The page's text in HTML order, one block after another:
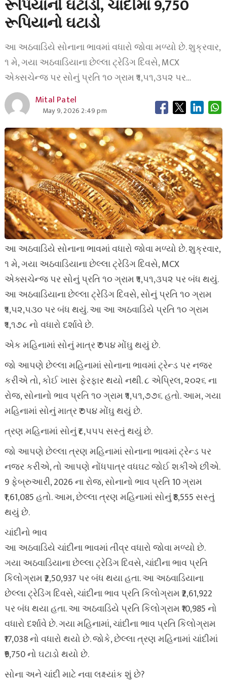
રૂપિયાનો ઘટાડો, ચાંદીમાં 9,750
રૂપિયાનો ઘટાડો
આ અઠવાડિયે સોનાના ભાવમાં વધારો જોવા મળ્યો છે. શુક્રવાર,
૧ મે, ગયા અઠવાડિયાના છેલ્લા ટ્રેડિંગ દિવસે, MCX
એક્સચેન્જ પર સોનું પ્રતિ ૧૦ ગ્રામ ₹૧,૫૧,૩૫૨ પર…
Mital Patel
May 9, 2026 2:49 pm
આ અઠવાડિયે સોનાના ભાવમાં વધારો જોવા મળ્યો છે. શુક્રવાર,
૧ મે, ગયા અઠવાડિયાના છેલ્લા ટ્રેડિંગ દિવસે, MCX
એક્સચેન્જ પર સોનું પ્રતિ ૧૦ ગ્રામ ₹૧,૫૧,૩૫૨ પર બંધ થયું.
આ અઠવાડિયાના છેલ્લા ટ્રેડિંગ દિવસે, સોનું પ્રતિ ૧૦ ગ્રામ
₹૧,૫૨,૫૩૦ પર બંધ થયું. આ આ અઠવાડિયે પ્રતિ ૧૦ ગ્રામ
₹૧,૧૭૮ નો વધારો દર્શાવે છે.
એક મહિનામાં સોનું માત્ર ₹૭૫૪ મોંઘુ થયું છે.
જો આપણે છેલ્લા મહિનામાં સોનાના ભાવમાં ટ્રેન્ડ પર નજર
કરીએ તો, કોઈ ખાસ ફેરફાર થયો નથી. ૮ એપ્રિલ, ૨૦૨૬ ના
રોજ, સોનાનો ભાવ પ્રતિ ૧૦ ગ્રામ ₹૧,૫૧,૭૭૬ હતો. આમ, ગયા
મહિનામાં સોનું માત્ર ₹૭૫૪ મોંઘુ થયું છે.
ત્રણ મહિનામાં સોનું ₹૮,૫૫૫ સસ્તું થયું છે.
જો આપણે છેલ્લા ત્રણ મહિનામાં સોનાના ભાવમાં ટ્રેન્ડ પર
નજર કરીએ, તો આપણે નોંધપાત્ર વધઘટ જોઈ શકીએ છીએ.
9 ફેબ્રુઆરી, 2026 ના રોજ, સોનાનો ભાવ પ્રતિ 10 ગ્રામ
₹1,61,085 હતો. આમ, છેલ્લા ત્રણ મહિનામાં સોનું ₹8,555 સસ્તું
થયું છે.
ચાંદીનો ભાવ
આ અઠવાડિયે ચાંદીના ભાવમાં તીવ્ર વધારો જોવા મળ્યો છે.
ગયા અઠવાડિયાના છેલ્લા ટ્રેડિંગ દિવસે, ચાંદીના ભાવ પ્રતિ
કિલોગ્રામ ₹2,50,937 પર બંધ થયા હતા. આ અઠવાડિયાના
છેલ્લા ટ્રેડિંગ દિવસે, ચાંદીના ભાવ પ્રતિ કિલોગ્રામ ₹2,61,922
પર બંધ થયા હતા. આ અઠવાડિયે પ્રતિ કિલોગ્રામ ₹10,985 નો
વધારો દર્શાવે છે. ગયા મહિનામાં, ચાંદીના ભાવ પ્રતિ કિલોગ્રામ
₹17,038 નો વધારો થયો છે. જોકે, છેલ્લા ત્રણ મહિનામાં ચાંદીમાં
₹9,750 નો ઘટાડો થયો છે.
સોના અને ચાંદી માટે નવા લક્ષ્યાંક શું છે?